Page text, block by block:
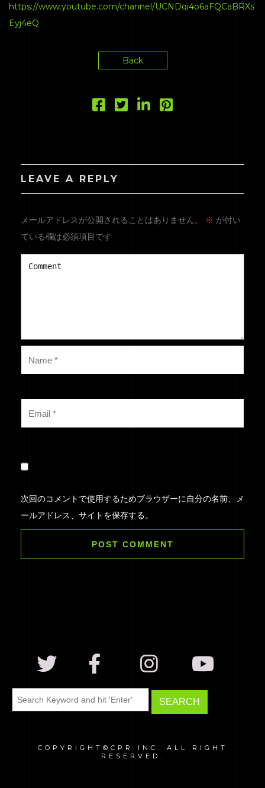
https://www.youtube.com/channel/UCNDqi4o6aFQCaBRXs
Eyj4eQ
Back
LEAVE A REPLY
メールアドレスが公開されることはありません。 ※ が付い
ている欄は必須項目です
次回のコメントで使用するためブラウザーに自分の名前、メ
ールアドレス、サイトを保存する。
COPYRIGHT©CPR INC. ALL RIGHT
RESERVED.